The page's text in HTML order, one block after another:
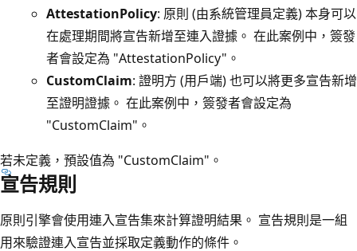
AttestationPolicy: 原則 (由系統管理員定義) 本身可以
在處理期間將宣告新增至連入證據。 在此案例中，簽發
者會設定為 "AttestationPolicy"。
CustomClaim: 證明方 (用戶端) 也可以將更多宣告新增
至證明證據。 在此案例中，簽發者會設定為
"CustomClaim"。
若未定義，預設值為 "CustomClaim"。
宣告規則
原則引擎會使用連入宣告集來計算證明結果。 宣告規則是一組
用來驗證連入宣告並採取定義動作的條件。